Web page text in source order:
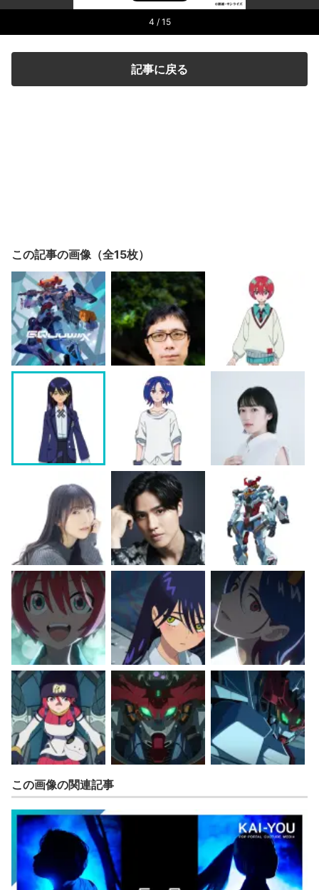
4 / 15
記事に戻る
この記事の画像（全15枚）
この画像の関連記事